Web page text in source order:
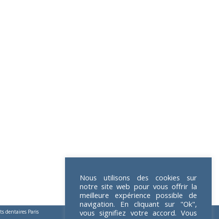
dentaires Paris
Nous utilisons des cookies sur
notre site web pour vous offrir la
meilleure expérience possible de
navigation. En cliquant sur "Ok",
vous signifiez votre accord. Vous